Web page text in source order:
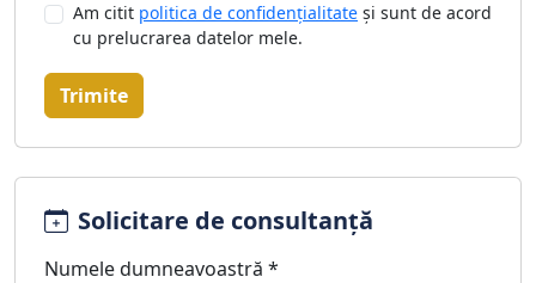
Am citit politica de confidențialitate și sunt de acord
cu prelucrarea datelor mele.
Trimite
Solicitare de consultanță
Numele dumneavoastră *